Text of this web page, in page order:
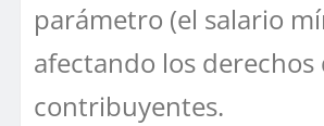
parámetro (el salario
afectando los derechos
contribuyentes.